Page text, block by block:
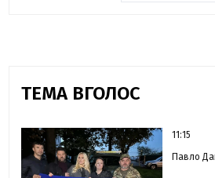
ТЕМА ВГОЛОС
11:15
Павло